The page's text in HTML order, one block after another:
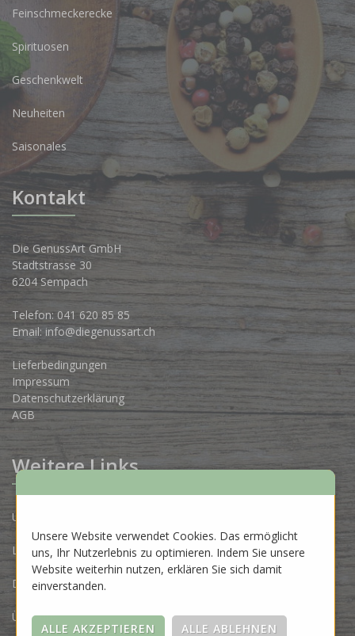
Feinschmeckerecke
Spirituosen
Geschenkwelt
Neuheiten
Saisonales
Kontakt
Die GenussArt GmbH
Stadtstrasse 30
6204 Sempach
Telefon: 041 620 85 85
Email: info@diegenussart.ch
Lieferbedingungen
Impressum
Datenschutzerklärung
AGB
Weitere Links
Unsere Produzenten
Lose Ware Konzept
Dein Eigenlabel
Über uns
Unsere Website verwendet Cookies. Das ermöglicht
uns, Ihr Nutzerlebnis zu optimieren. Indem Sie unsere
Website weiterhin nutzen, erklären Sie sich damit
einverstanden.